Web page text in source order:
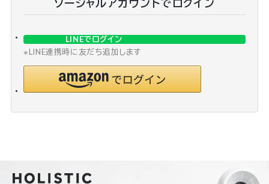
ソーシャルアカウントでログイン
LINEでログイン
※LINE連携時に友だち追加します